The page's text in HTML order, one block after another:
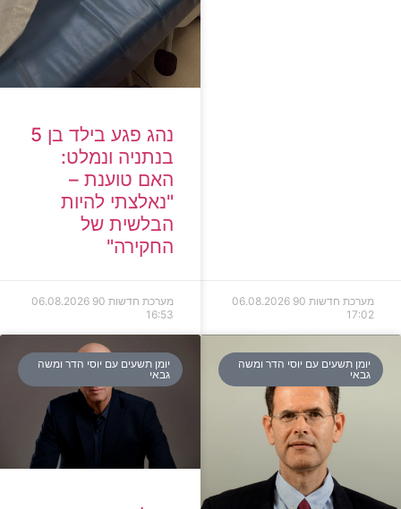
מערכת חדשות 90
06.08.2026
17:02
נהג פגע בילד בן 5
בנתניה ונמלט:
האם טוענת –
"נאלצתי להיות
הבלשית של
החקירה"
מערכת חדשות 90
06.08.2026
16:53
יומן תשעים עם יוסי הדר ומשה
גבאי
יומן תשעים עם יוסי הדר ומשה
גבאי